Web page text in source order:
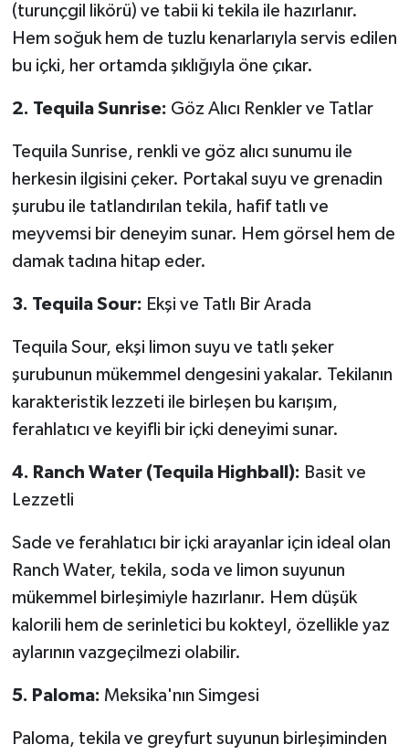
(turunçgil likörü) ve tabii ki tekila ile hazırlanır.
Hem soğuk hem de tuzlu kenarlarıyla servis edilen
bu içki, her ortamda şıklığıyla öne çıkar.
2. Tequila Sunrise: Göz Alıcı Renkler ve Tatlar
Tequila Sunrise, renkli ve göz alıcı sunumu ile
herkesin ilgisini çeker. Portakal suyu ve grenadin
şurubu ile tatlandırılan tekila, hafif tatlı ve
meyvemsi bir deneyim sunar. Hem görsel hem de
damak tadına hitap eder.
3. Tequila Sour: Ekşi ve Tatlı Bir Arada
Tequila Sour, ekşi limon suyu ve tatlı şeker
şurubunun mükemmel dengesini yakalar. Tekilanın
karakteristik lezzeti ile birleşen bu karışım,
ferahlatıcı ve keyifli bir içki deneyimi sunar.
4. Ranch Water (Tequila Highball): Basit ve
Lezzetli
Sade ve ferahlatıcı bir içki arayanlar için ideal olan
Ranch Water, tekila, soda ve limon suyunun
mükemmel birleşimiyle hazırlanır. Hem düşük
kalorili hem de serinletici bu kokteyl, özellikle yaz
aylarının vazgeçilmezi olabilir.
5. Paloma: Meksika'nın Simgesi
Paloma, tekila ve greyfurt suyunun birleşiminden